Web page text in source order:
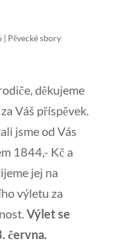
| Pěvecké sbory
děkujeme
Váš příspěvek.
jsme od Vás
1844,- Kč a
jej na
výletu za
Výlet se
června.